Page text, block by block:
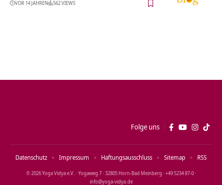
VOR 14 JAHREN 562 VIEWS
Folge uns
© 2026 Yoga Vidya e.V. · Yogaweg 7 · 32805 Horn‑Bad Meinberg · +49 5234 87‑0 ·
info@yoga‑vidya.de
Datenschutz Impressum Haftungsausschluss Sitemap RSS